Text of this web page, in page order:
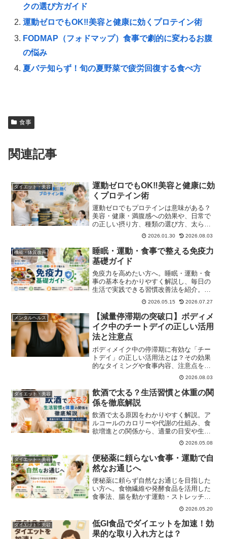
クの選び方ガイド
運動ゼロでもOK‼美容と健康に効くプロテイン術
FODMAP（フォドマップ）食事で劇的に変わるお腹
の悩み
夏バテ知らず！旬の夏野菜で疲労回復する食べ方
食事
関連記事
ダイエット・美容
運動ゼロでもOK‼美容と健康に効
くプロテイン術
運動ゼロでもプロテインは意味がある？
美容・健康・満腹感への効果や、日常で
の正しい摂り方、種類の選び方、太らな
いコツまで管理栄養士視点でわかりやす
2026.01.30 2026.08.03
機能・体質改善
睡眠・運動・食事で整える免疫力
基礎ガイド
免疫力を高めたい方へ。睡眠・運動・食
事の基本をわかりやすく解説し、毎日の
生活で実践できる習慣改善法を紹介。免
疫を支える栄養素やおすすめ食材、簡単
な運動、睡眠の質を高めるコツまで網羅
し、健康維持に役立つ基礎知識をまとめ
ました。
2026.05.15 2026.07.27
メンタルヘルス
【減量停滞期の突破口】ボディメ
イク中のチートデイの正しい活用
法と注意点
ボディメイク中の停滞期に有効な「チー
トデイ」の正しい活用法とは？その効果
的なタイミングや食事内容、注意点を初
心者向けにわかりやすく解説します。
2026.08.03
ダイエット・美容
飲酒で太る？生活習慣と体重の関
係を徹底解説
飲酒で太る原因をわかりやすく解説。ア
ルコールのカロリーや代謝の仕組み、食
欲増進との関係から、適量の目安や生活
習慣病リスクまで網羅。ビール・日本
酒・ワインの違いや、減酒・改善の実践
法も紹介し、健康的な飲酒習慣をサポー
トします。
2026.05.08
ダイエット・美容
便秘薬に頼らない食事・運動で自
然なお通じへ
便秘薬に頼らず自然なお通じを目指した
い方へ。食物繊維や発酵食品を活用した
食事法、腸を動かす運動・ストレッチ、
毎日の生活習慣改善まで分かりやすく解
説。即効対策から長期的なセルフケアま
で、無理なく続けられる便秘解消法をま
とめました。
2026.05.20
ダイエット・美容
低GI食品でダイエットを加速！効
果的な取り入れ方とは？